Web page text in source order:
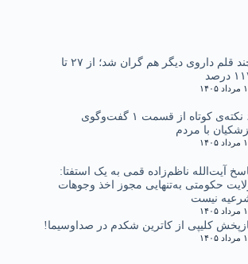
چند قلم داروی دیگر هم گران شد؛ از ۲۷ تا
درصد
۱۴۰۵
۶ نکته‌ی کوتاه از قسمت ۱ گفت‌وگوی
با مردم
۱۴۰۵
آیت‌الله ناظم‌زاده قمی به یک استفتا:
حکومتی به‌تنهایی مجوز اخذ وجوهات
نیست
۱۴۰۵
کلیپی از کاترین شکدم در صداوسیما!
۱۴۰۵